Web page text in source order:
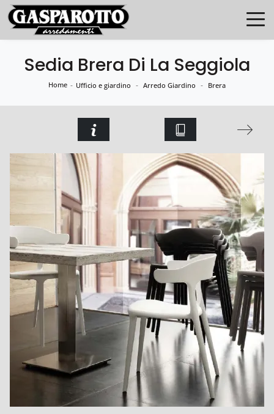
Sedia Brera Di La Seggiola
Home - Ufficio e giardino - Arredo Giardino - Brera